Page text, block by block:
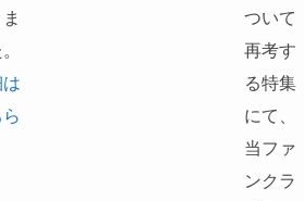
ついて
再考す
る特集
にて、
当ファ
ンクラ